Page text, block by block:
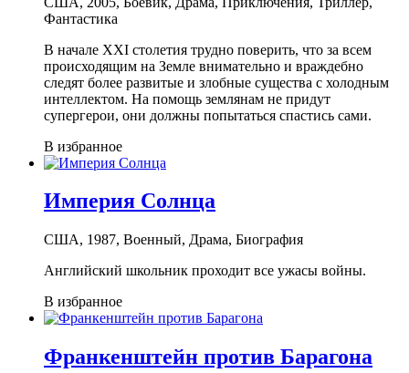
Фантастика
В начале XXI столетия трудно поверить, что за всем
происходящим на Земле внимательно и враждебно
следят более развитые и злобные существа с холодным
интеллектом. На помощь землянам не придут
супергерои, они должны попытаться спастись сами.
В избранное
Империя Солнца
США, 1987, Военный, Драма, Биография
Английский школьник проходит все ужасы войны.
В избранное
Франкенштейн против Барагона